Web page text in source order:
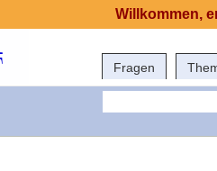
Fragen
Willkommen,